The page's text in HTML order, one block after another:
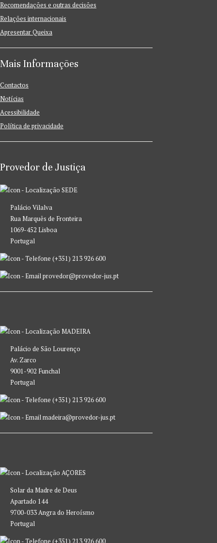
Recomendações e outras decisões
Relações internacionais
Apresentar Queixa
Mais Informações
Contactos
Notícias
Acessibilidade
Política de privacidade
Provedor de Justiça
SEDE
Palácio Vilalva
Rua Marquês de Fronteira
1069-452 Lisboa
Portugal
(+351) 213 926 600
provedor@provedor-jus.pt
MADEIRA
Palácio de São Lourenço
Av. Zarco
9001-902 Funchal
Portugal
(+351) 213 926 600
madeira@provedor-jus.pt
AÇORES
Solar da Madre de Deus
Apartado 144
9700-033 Angra do Heroísmo
Portugal
(+351) 213 926 600